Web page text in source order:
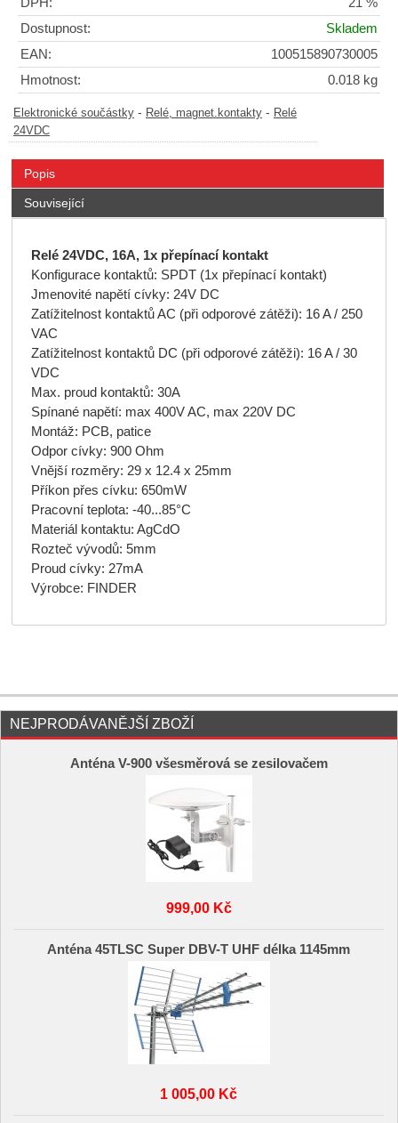
DPH:
21 %
Dostupnost:
Skladem
EAN:
100515890730005
Hmotnost:
0.018 kg
Elektronické součástky - Relé, magnet.kontakty - Relé
24VDC
Popis
Související
Relé 24VDC, 16A, 1x přepínací kontakt
Konfigurace kontaktů: SPDT (1x přepínací kontakt)
Jmenovité napětí cívky: 24V DC
Zatížitelnost kontaktů AC (při odporové zátěži): 16 A / 250
VAC
Zatížitelnost kontaktů DC (při odporové zátěži): 16 A / 30
VDC
Max. proud kontaktů: 30A
Spínané napětí: max 400V AC, max 220V DC
Montáž: PCB, patice
Odpor cívky: 900 Ohm
Vnější rozměry: 29 x 12.4 x 25mm
Příkon přes cívku: 650mW
Pracovní teplota: -40...85°C
Materiál kontaktu: AgCdO
Rozteč vývodů: 5mm
Proud cívky: 27mA
Výrobce: FINDER
NEJPRODÁVANĚJŠÍ ZBOŽÍ
Anténa V-900 všesměrová se zesilovačem
999,00 Kč
Anténa 45TLSC Super DBV-T UHF délka 1145mm
1 005,00 Kč